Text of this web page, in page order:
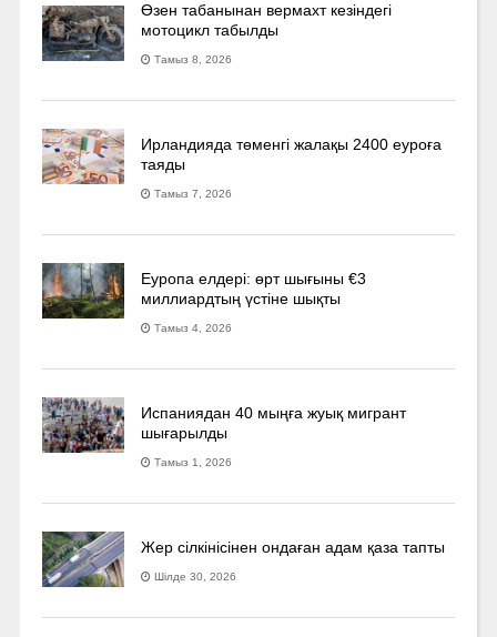
Өзен табанынан вермахт кезіндегі
мотоцикл табылды
Тамыз 8, 2026
Ирландияда төменгі жалақы 2400 еуроға
таяды
Тамыз 7, 2026
Еуропа елдері: өрт шығыны €3
миллиардтың үстіне шықты
Тамыз 4, 2026
Испаниядан 40 мыңға жуық мигрант
шығарылды
Тамыз 1, 2026
Жер сілкінісінен ондаған адам қаза тапты
Шілде 30, 2026